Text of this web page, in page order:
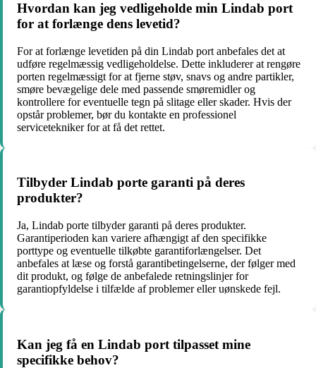
Hvordan kan jeg vedligeholde min Lindab port
for at forlænge dens levetid?
For at forlænge levetiden på din Lindab port anbefales det at
udføre regelmæssig vedligeholdelse. Dette inkluderer at rengøre
porten regelmæssigt for at fjerne støv, snavs og andre partikler,
smøre bevægelige dele med passende smøremidler og
kontrollere for eventuelle tegn på slitage eller skader. Hvis der
opstår problemer, bør du kontakte en professionel
servicetekniker for at få det rettet.
Tilbyder Lindab porte garanti på deres
produkter?
Ja, Lindab porte tilbyder garanti på deres produkter.
Garantiperioden kan variere afhængigt af den specifikke
porttype og eventuelle tilkøbte garantiforlængelser. Det
anbefales at læse og forstå garantibetingelserne, der følger med
dit produkt, og følge de anbefalede retningslinjer for
garantiopfyldelse i tilfælde af problemer eller uønskede fejl.
Kan jeg få en Lindab port tilpasset mine
specifikke behov?